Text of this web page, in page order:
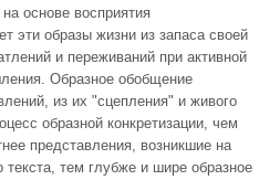
основе восприятия
эти образы жизни из запаса своей
и переживаний при активной
Образное обобщение
из их "сцепления" и живого
образной конкретизации, чем
представления, возникшие на
текста, тем глубже и шире образное